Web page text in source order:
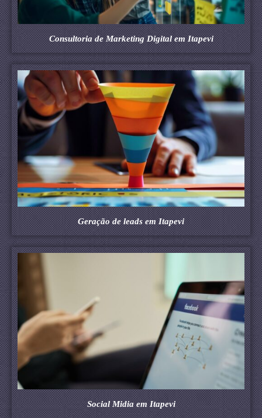
Consultoria de Marketing Digital em Itapevi
Geração de leads em Itapevi
Social Midia em Itapevi